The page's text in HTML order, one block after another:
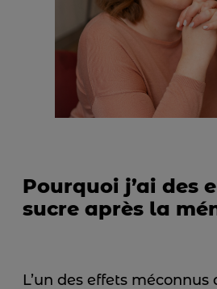
Pourquoi j’ai des
sucre après la
L’un des effets méconnus